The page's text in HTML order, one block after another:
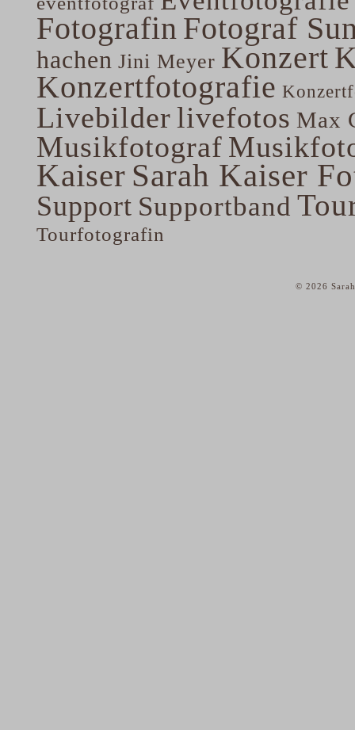
Fotografin Fotograf
hachen Jini Meyer Konzert
Konzertfotografie
Livebilderlivefotos Max
Musikfotograf
Kaiser Sarah Kaiser
Support Supportband
Tourfotografin
© 2026